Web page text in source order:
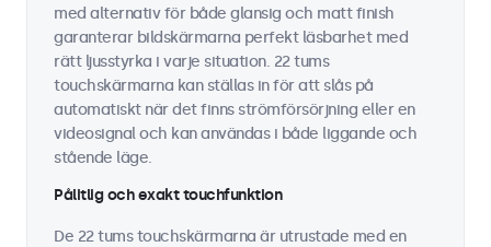
med alternativ för både glansig och matt finish
garanterar bildskärmarna perfekt läsbarhet med
rätt ljusstyrka i varje situation. 22 tums
touchskärmarna kan ställas in för att slås på
automatiskt när det finns strömförsörjning eller en
videosignal och kan användas i både liggande och
stående läge.
Pålitlig och exakt touchfunktion
De 22 tums touchskärmarna är utrustade med en